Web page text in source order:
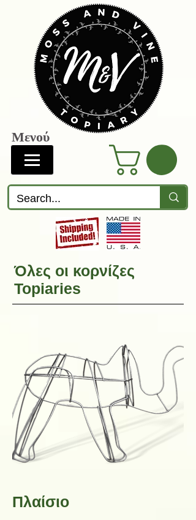
Μενού
Όλες οι κορνίζες
Topiaries
Πλαίσιο